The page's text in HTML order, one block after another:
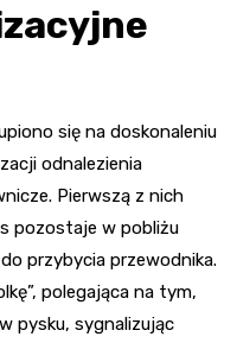
się na doskonaleniu
odnalezienia
Pierwszą z nich
pozostaje w pobliżu
przybycia przewodnika.
polegająca na tym,
pysku, sygnalizując